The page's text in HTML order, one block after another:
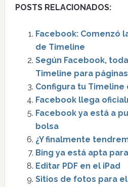
POSTS RELACIONADOS:
Facebook: Comenzó
de Timeline
Según Facebook,
Timeline para
Configura tu Timeline
Facebook llega
Facebook ya está a
bolsa
¿Y finalmente
Bing ya está apta
Editar PDF en el iPad
Sitios de fotos para